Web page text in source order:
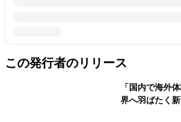
この発行者のリリース
「国内で海外
界へ羽ばたく